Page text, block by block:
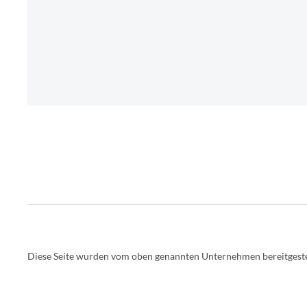
Diese Seite wurden vom oben genannten Unternehmen